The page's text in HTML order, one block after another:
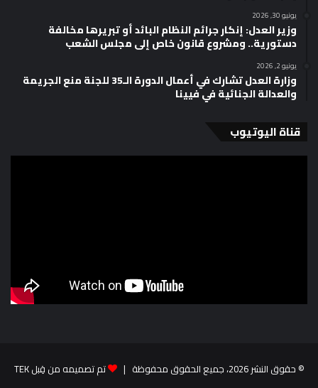
يونيو 30, 2026
وزير العدل: إنكار جرائم النظام البائد أو تبريرها مخالفة
دستورية.. ومشروع قانون خاص إلى مجلس الشعب
يونيو 2, 2026
وزارة العدل تشارك في أعمال الدورة الـ35 للجنة منع الجريمة
والعدالة الجنائية في فيينا
قناة اليوتيوب
© حقوق النشر 2026، جميع الحقوق محفوظة |
تم تصميمه من قِبل TEK